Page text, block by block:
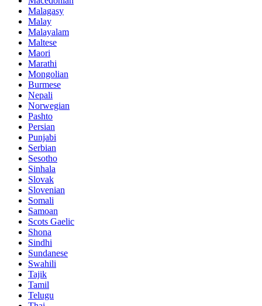
Malagasy
Malay
Malayalam
Maltese
Maori
Marathi
Mongolian
Burmese
Nepali
Norwegian
Pashto
Persian
Punjabi
Serbian
Sesotho
Sinhala
Slovak
Slovenian
Somali
Samoan
Scots Gaelic
Shona
Sindhi
Sundanese
Swahili
Tajik
Tamil
Telugu